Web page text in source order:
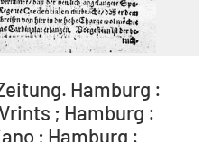
Hamburg :
; Hamburg :
; Hamburg :